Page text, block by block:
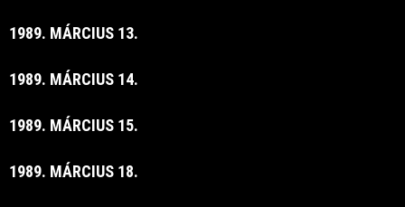
1989. MÁRCIUS 13.
1989. MÁRCIUS 14.
1989. MÁRCIUS 15.
1989. MÁRCIUS 18.